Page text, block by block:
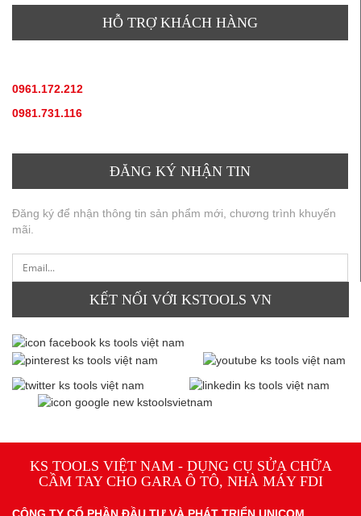
HỖ TRỢ KHÁCH HÀNG
0961.172.212
0981.731.116
ĐĂNG KÝ NHẬN TIN
Đăng ký để nhận thông tin sản phẩm mới, chương trình khuyến
mãi.
KẾT NỐI VỚI KSTOOLS VN
KS TOOLS VIỆT NAM - DỤNG CỤ SỬA CHỮA
CẦM TAY CHO GARA Ô TÔ, NHÀ MÁY FDI